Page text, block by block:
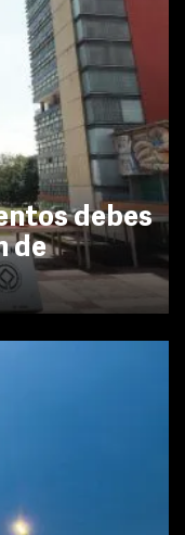
debes
de